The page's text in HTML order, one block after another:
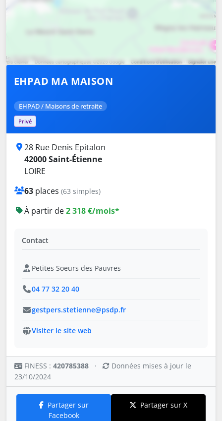
EHPAD MA MAISON
EHPAD / Maisons de retraite
Privé
28 Rue Denis Epitalon
42000 Saint-Étienne
LOIRE
63 places (63 simples)
À partir de2 318 €/mois*
Contact
Petites Soeurs des Pauvres
04 77 32 20 40
gestpers.stetienne@psdp.fr
Visiter le site web
FINESS : 420785388 ·
Données mises à jour le
23/10/2024
Partager sur
Facebook
Partager sur X